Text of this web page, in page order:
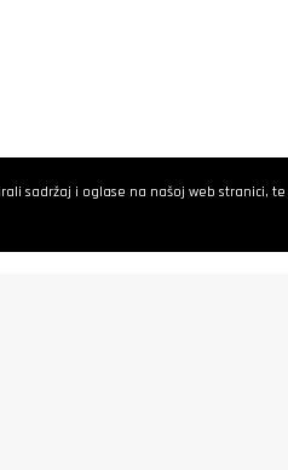
sadržaj i oglase na našoj web stranici,